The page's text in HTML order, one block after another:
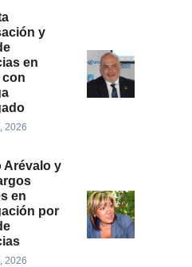
y
en
con
2026
Arévalo y
en
por
2026